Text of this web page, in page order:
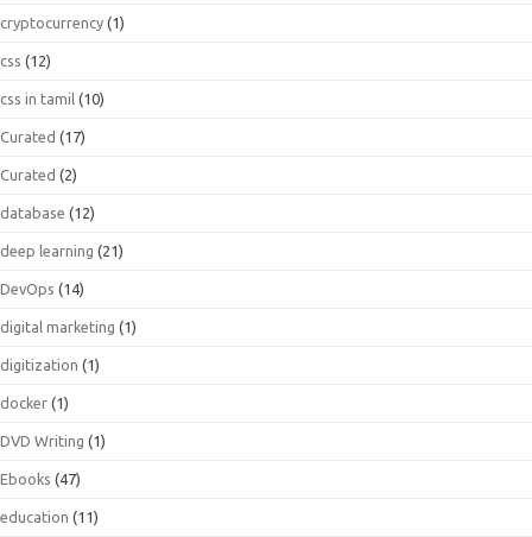
cryptocurrency (1)
css (12)
css in tamil (10)
Curated (17)
Curated (2)
database (12)
deep learning (21)
DevOps (14)
digital marketing (1)
digitization (1)
docker (1)
DVD Writing (1)
Ebooks (47)
education (11)